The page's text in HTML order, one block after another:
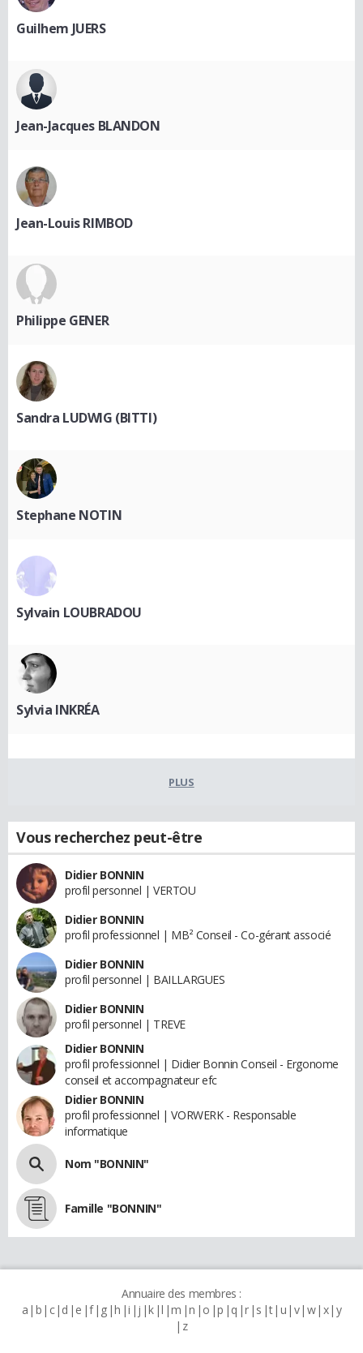
Guilhem JUERS
Jean-Jacques BLANDON
Jean-Louis RIMBOD
Philippe GENER
Sandra LUDWIG (BITTI)
Stephane NOTIN
Sylvain LOUBRADOU
Sylvia INKRÉA
PLUS
Vous recherchez peut-être
Didier BONNIN
profil personnel | VERTOU
Didier BONNIN
profil professionnel | MB² Conseil - Co-gérant associé
Didier BONNIN
profil personnel | BAILLARGUES
Didier BONNIN
profil personnel | TREVE
Didier BONNIN
profil professionnel | Didier Bonnin Conseil - Ergonome
conseil et accompagnateur efc
Didier BONNIN
profil professionnel | VORWERK - Responsable
informatique
Nom "BONNIN"
Famille "BONNIN"
Annuaire des membres :
a b c d e f g h i j k l m n o p q r s t u v w x y
z